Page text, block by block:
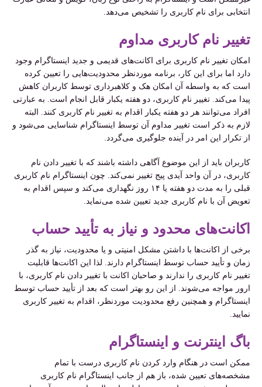
انتخابی برای نام کاربری را تشخیص می‌دهد.
تغییر نام کاربری مداوم
امکان تغییر نام کاربری برای اکانت‌های قدیمی و جدید اینستاگرام وجود
دارد اما برای این کار، برنامه موردنظر محدودیت‌هایی را تعیین کرده
است که به واسطه آن امکان هک و کلاهبرداری توسط کاربران کاهش
پیدا می‌کند. تغییر نام کاربری، دو هفته یکبار قابل انجام است. به عبارتی
افراد می‌توانند هر دو هفته یکبار اقدام به تغییر نام کاربری کنند. البته
لازم به ذکر است تغییر مداوم آن توسط اینستاگرام شناسایی می‌شود و
از تکرار این امر در آینده جلوگیری می‌گردد.
کاربران باید از این موضوع آگاهی داشته باشند که با تغییر دادن نام
کاربری، در آن واحد آیدی پیج تغییر نمی‌کند. چون اینستاگرام نام کاربری
قبلی را به مدت دو هفته یا ۱۴ روز نگهداری می‌کند و سپس اقدام به
تعویض آن با نام کاربری جدید تعیین شده می‌نماید.
اکانت‌های محدود و نیاز به تأیید حساب
برخی از اکانت‌ها با داشتن مشکل امنیتی و یا محدودیت، نیاز به گذر
زمان و تأیید حساب توسط اینستاگرام دارند. لذا این اکانت‌ها قابلیت
تغییر نام کاربری را ندارند و صاحبان اکانت با تغییر دادن نام کاربری، با
ارور مواجه می‌شوند. از این رو بهتر است که بعد از تأیید حساب توسط
اینستاگرام و همچنین رفع محدودیت موردنظر، اقدام به تغییر کاربری
نمایید.
باگ اینترنت و اینستاگرام
ممکن است در هنگام وارد کردن نام کاربری درست با تمام
مشخصه‌های تعیین شده، باز هم از جانب اینستاگرام نام کاربری